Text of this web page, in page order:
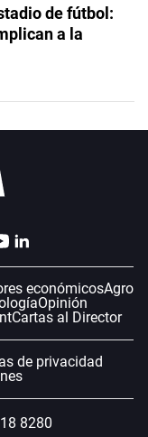
de fútbol:
a la
económicosAgro
Opinión
Cartas al Director
de privacidad
8280